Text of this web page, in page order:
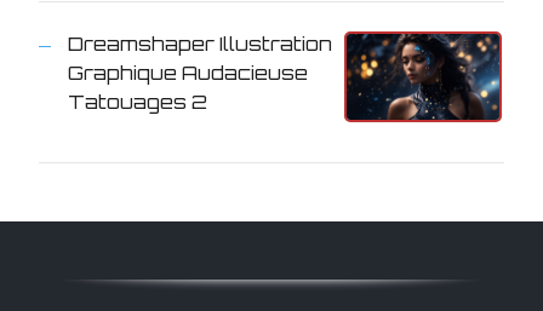
Dreamshaper Illustration
Graphique Audacieuse
Tatouages 2